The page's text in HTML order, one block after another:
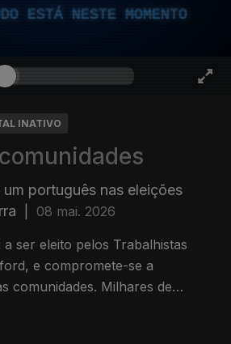
ESTÁ NESTE MOMENTO
INATIVO
português nas eleições
08 mai. 2026
ser eleito pelos Trabalhistas
e compromete-se a
comunidades. Milhares de